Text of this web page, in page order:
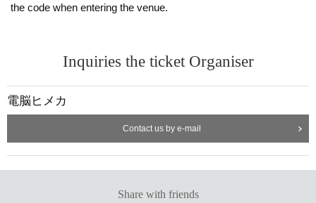
the code when entering the venue.
Inquiries the ticket Organiser
電脳ヒメカ
Contact us by e-mail
Share with friends